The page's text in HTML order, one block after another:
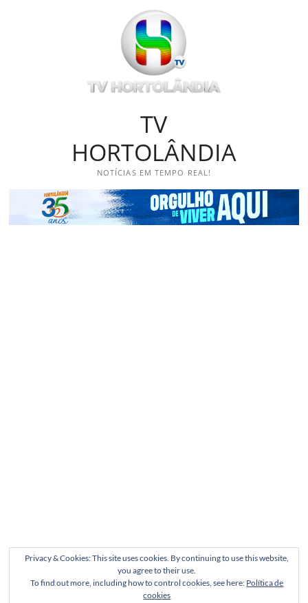
TV
HORTOLÂNDIA
NOTÍCIAS EM TEMPO REAL!
Privacy & Cookies: This site uses cookies. By continuing to use this website,
you agree to their use.
To find out more, including how to control cookies, see here: Política de
cookies